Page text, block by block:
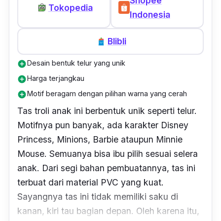
Tokopedia
Indonesia
Blibli
add_circleDesain bentuk telur yang unik
add_circleHarga terjangkau
add_circleMotif beragam dengan pilihan warna yang cerah
Tas troli anak ini berbentuk unik seperti telur.
Motifnya pun banyak, ada karakter Disney
Princess, Minions, Barbie ataupun Minnie
Mouse. Semuanya bisa ibu pilih sesuai selera
anak. Dari segi bahan pembuatannya, tas ini
terbuat dari material PVC yang kuat.
Sayangnya tas ini tidak memiliki saku di
kanan, kiri tau bagian depan. Oleh karena itu,